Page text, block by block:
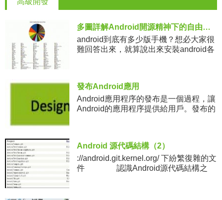
多圖詳解Android開源精神下的自由理念
android到底有多少版手機？想必大家很
難回答出來，就算說出來安裝android各
發布Android應用
Android應用程序的發布是一個過程，讓
Android的應用程序提供給用戶。發布的
Android 源代碼結構（2）
://android.git.kernel.org/ 下紛繁復雜的文
件 認識Android源代碼結構之